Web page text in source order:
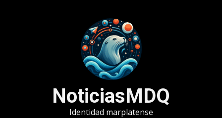
NoticiasMDQ
Identidad marplatense